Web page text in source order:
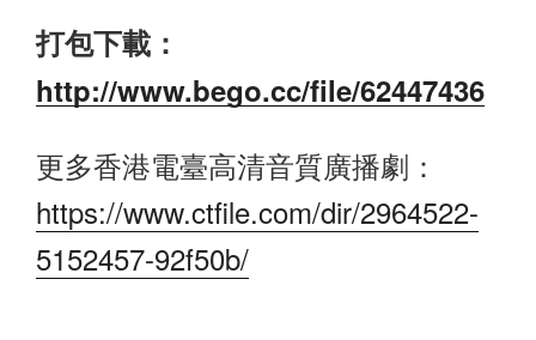
打包下載：
http://www.bego.cc/file/62447436
更多香港電臺高清音質廣播劇：
https://www.ctfile.com/dir/2964522-
5152457-92f50b/